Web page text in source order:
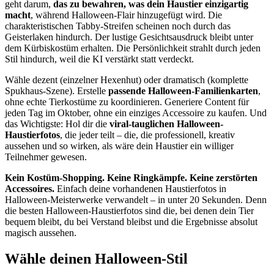
geht darum, das zu bewahren, was dein Haustier einzigartig
macht, während Halloween-Flair hinzugefügt wird. Die
charakteristischen Tabby-Streifen scheinen noch durch das
Geisterlaken hindurch. Der lustige Gesichtsausdruck bleibt unter
dem Kürbiskostüm erhalten. Die Persönlichkeit strahlt durch jeden
Stil hindurch, weil die KI verstärkt statt verdeckt.
Wähle dezent (einzelner Hexenhut) oder dramatisch (komplette
Spukhaus-Szene). Erstelle passende Halloween-Familienkarten,
ohne echte Tierkostüme zu koordinieren. Generiere Content für
jeden Tag im Oktober, ohne ein einziges Accessoire zu kaufen. Und
das Wichtigste: Hol dir die viral-tauglichen Halloween-
Haustierfotos, die jeder teilt – die, die professionell, kreativ
aussehen und so wirken, als wäre dein Haustier ein williger
Teilnehmer gewesen.
Kein Kostüm-Shopping. Keine Ringkämpfe. Keine zerstörten
Accessoires. Einfach deine vorhandenen Haustierfotos in
Halloween-Meisterwerke verwandelt – in unter 20 Sekunden. Denn
die besten Halloween-Haustierfotos sind die, bei denen dein Tier
bequem bleibt, du bei Verstand bleibst und die Ergebnisse absolut
magisch aussehen.
Wähle deinen Halloween-Stil